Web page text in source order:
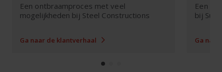
Een ontbraamproces met veel
mogelijkheden bij Steel Constructions
Ga naar de klantverhaal
Een
bij
Ga